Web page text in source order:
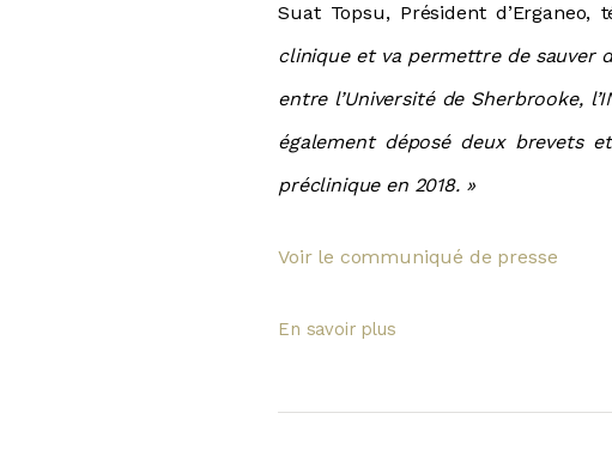
Suat Topsu, Président d’Erganeo,
clinique et va permettre de sauver
entre l’Université de Sherbrooke,
également déposé deux brevets
préclinique en 2018. »
Voir le communiqué de presse
En savoir plus